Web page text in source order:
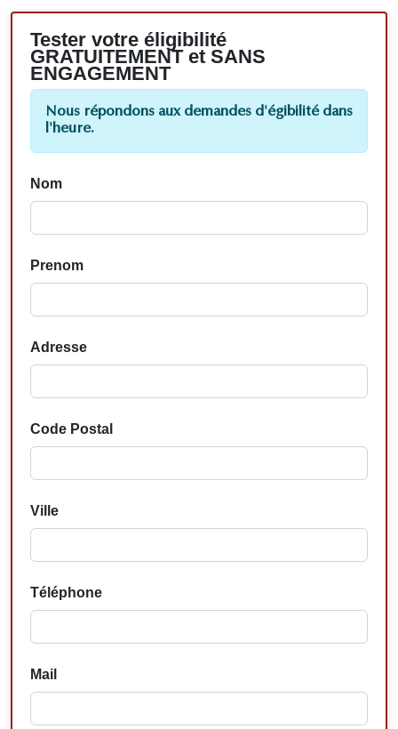
Tester votre éligibilité
GRATUITEMENT et SANS
ENGAGEMENT
Nous répondons aux demandes d'égibilité dans
l'heure.
Nom
Prenom
Adresse
Code Postal
Ville
Téléphone
Mail